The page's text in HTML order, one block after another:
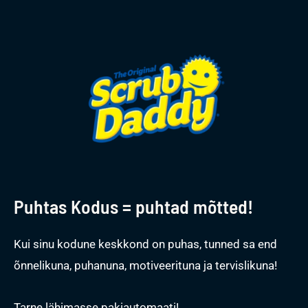
Puhtas Kodus = puhtad mõtted!
Kui sinu kodune keskkond on puhas, tunned sa end
õnnelikuna, puhanuna, motiveerituna ja tervislikuna!